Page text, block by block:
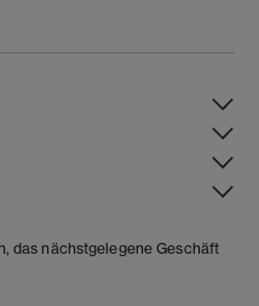
das nächstgelegene Geschäft